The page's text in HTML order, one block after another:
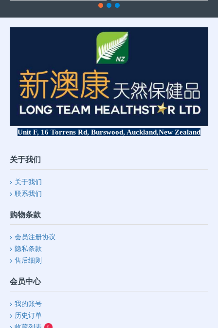
Unit F, 16 Torrens Rd, Burswood, Auckland,New Zealand
关于我们
关于我们
联系我们
购物条款
会员注册协议
隐私条款
售后细则
会员中心
我的账号
历史订单